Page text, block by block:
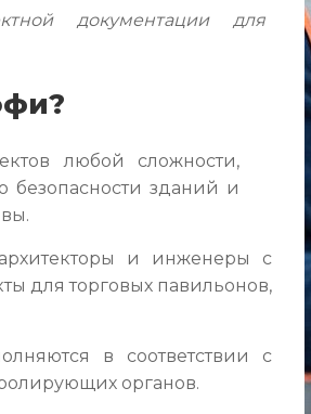
документации для
любой сложности,
безопасности зданий и
и инженеры с
для торговых павильонов,
в соответствии с
органов.